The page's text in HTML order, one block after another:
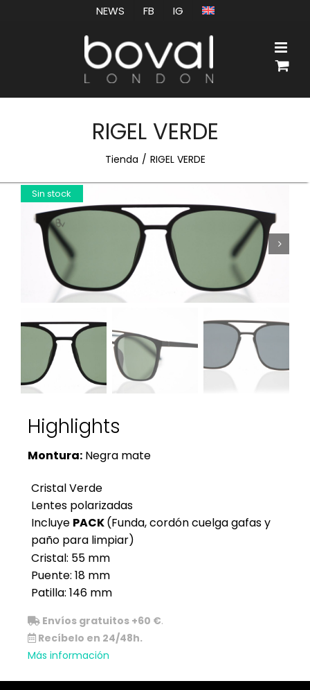
NEWS FB IG
RIGEL VERDE
Tienda RIGEL VERDE
Sin stock
Highlights
Montura:Negra mate
Cristal Verde
Lentes polarizadas
Incluye PACK(Funda, cordón cuelga gafas y
paño para limpiar)
Cristal: 55 mm
Puente: 18 mm
Patilla: 146 mm
Envíos gratuitos +60 €.
Recíbelo en 24/48h.
Más información